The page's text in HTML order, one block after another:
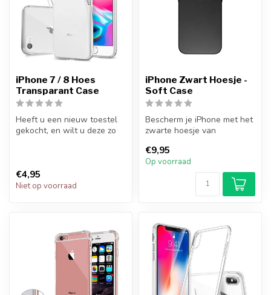
iPhone 7 / 8 Hoes
Transparant Case
Heeft u een nieuw toestel
gekocht, en wilt u deze zo
€4,95
Niet op voorraad
iPhone Zwart Hoesje -
Soft Case
Bescherm je iPhone met het
zwarte hoesje van
heldere...
€9,95
Op voorraad